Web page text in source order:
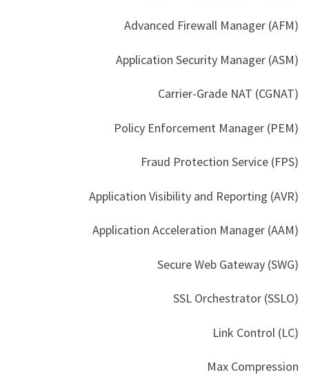
Advanced Firewall Manager (AFM)
Application Security Manager (ASM)
Carrier-Grade NAT (CGNAT)
Policy Enforcement Manager (PEM)
Fraud Protection Service (FPS)
Application Visibility and Reporting (AVR)
Application Acceleration Manager (AAM)
Secure Web Gateway (SWG)
SSL Orchestrator (SSLO)
Link Control (LC)
Max Compression